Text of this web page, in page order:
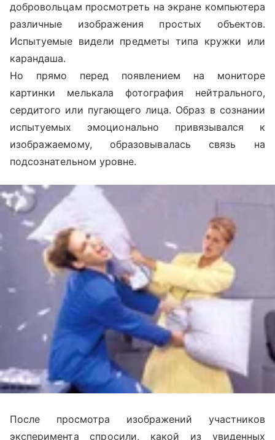
добровольцам просмотреть на экране компьютера
различные изображения простых объектов.
Испытуемые видели предметы типа кружки или
карандаша.
Но прямо перед появлением на мониторе
картинки мелькала фотография нейтрального,
сердитого или пугающего лица. Образ в сознании
испытуемых эмоционально привязывался к
изображаемому, образовывалась связь на
подсознательном уровне.
После просмотра изображений участников
эксперимента спросили, какой из увиденных